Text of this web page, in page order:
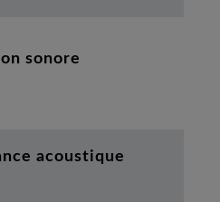
sonore
acoustique